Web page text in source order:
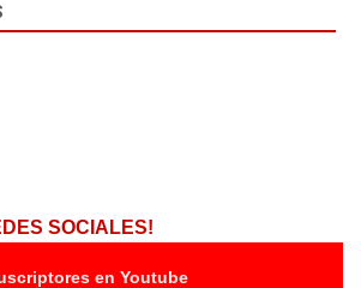
SOCIALES!
en Youtube